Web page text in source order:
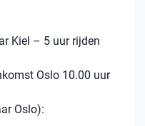
Kiel – 5 uur rijden
Oslo 10.00 uur
Oslo):